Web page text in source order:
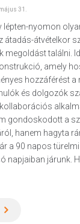
31.
lépten-nyomon
átadás-átvételkor
megoldást találni.
amely
hozzáférést a
és dolgozók
gondoskodott a
hanem hagyta
a 90 napos
napjaiban járunk.